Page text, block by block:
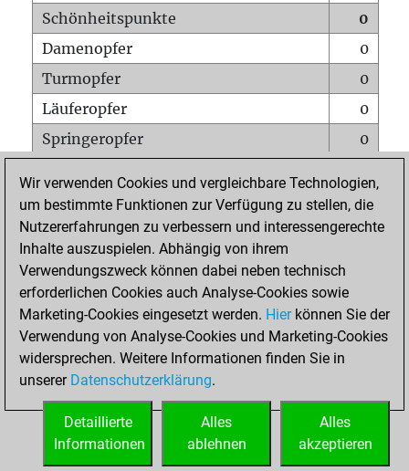
Schönheitspunkte
0
Damenopfer
0
Turmopfer
0
Läuferopfer
0
Springeropfer
0
Matt auf vollem Brett
0
Bauer setzt Matt
0
Erstickte Matts
Unterverwandlungen
Türme auf der siebten
0
STARTSEITE
Wir verwenden Cookies und vergleichbare Technologien,
um bestimmte Funktionen zur Verfügung zu stellen, die
Nutzererfahrungen zu verbessern und interessengerechte
Inhalte auszuspielen. Abhängig von ihrem
Verwendungszweck können dabei neben technisch
erforderlichen Cookies auch Analyse-Cookies sowie
Marketing-Cookies eingesetzt werden. Hierkönnen Sie der
Verwendung von Analyse-Cookies und Marketing-Cookies
widersprechen. Weitere Informationen finden Sie in
unserer Datenschutzerklärung.
Alles
akzeptieren
Alles
ablehnen
Detaillierte
Informationen